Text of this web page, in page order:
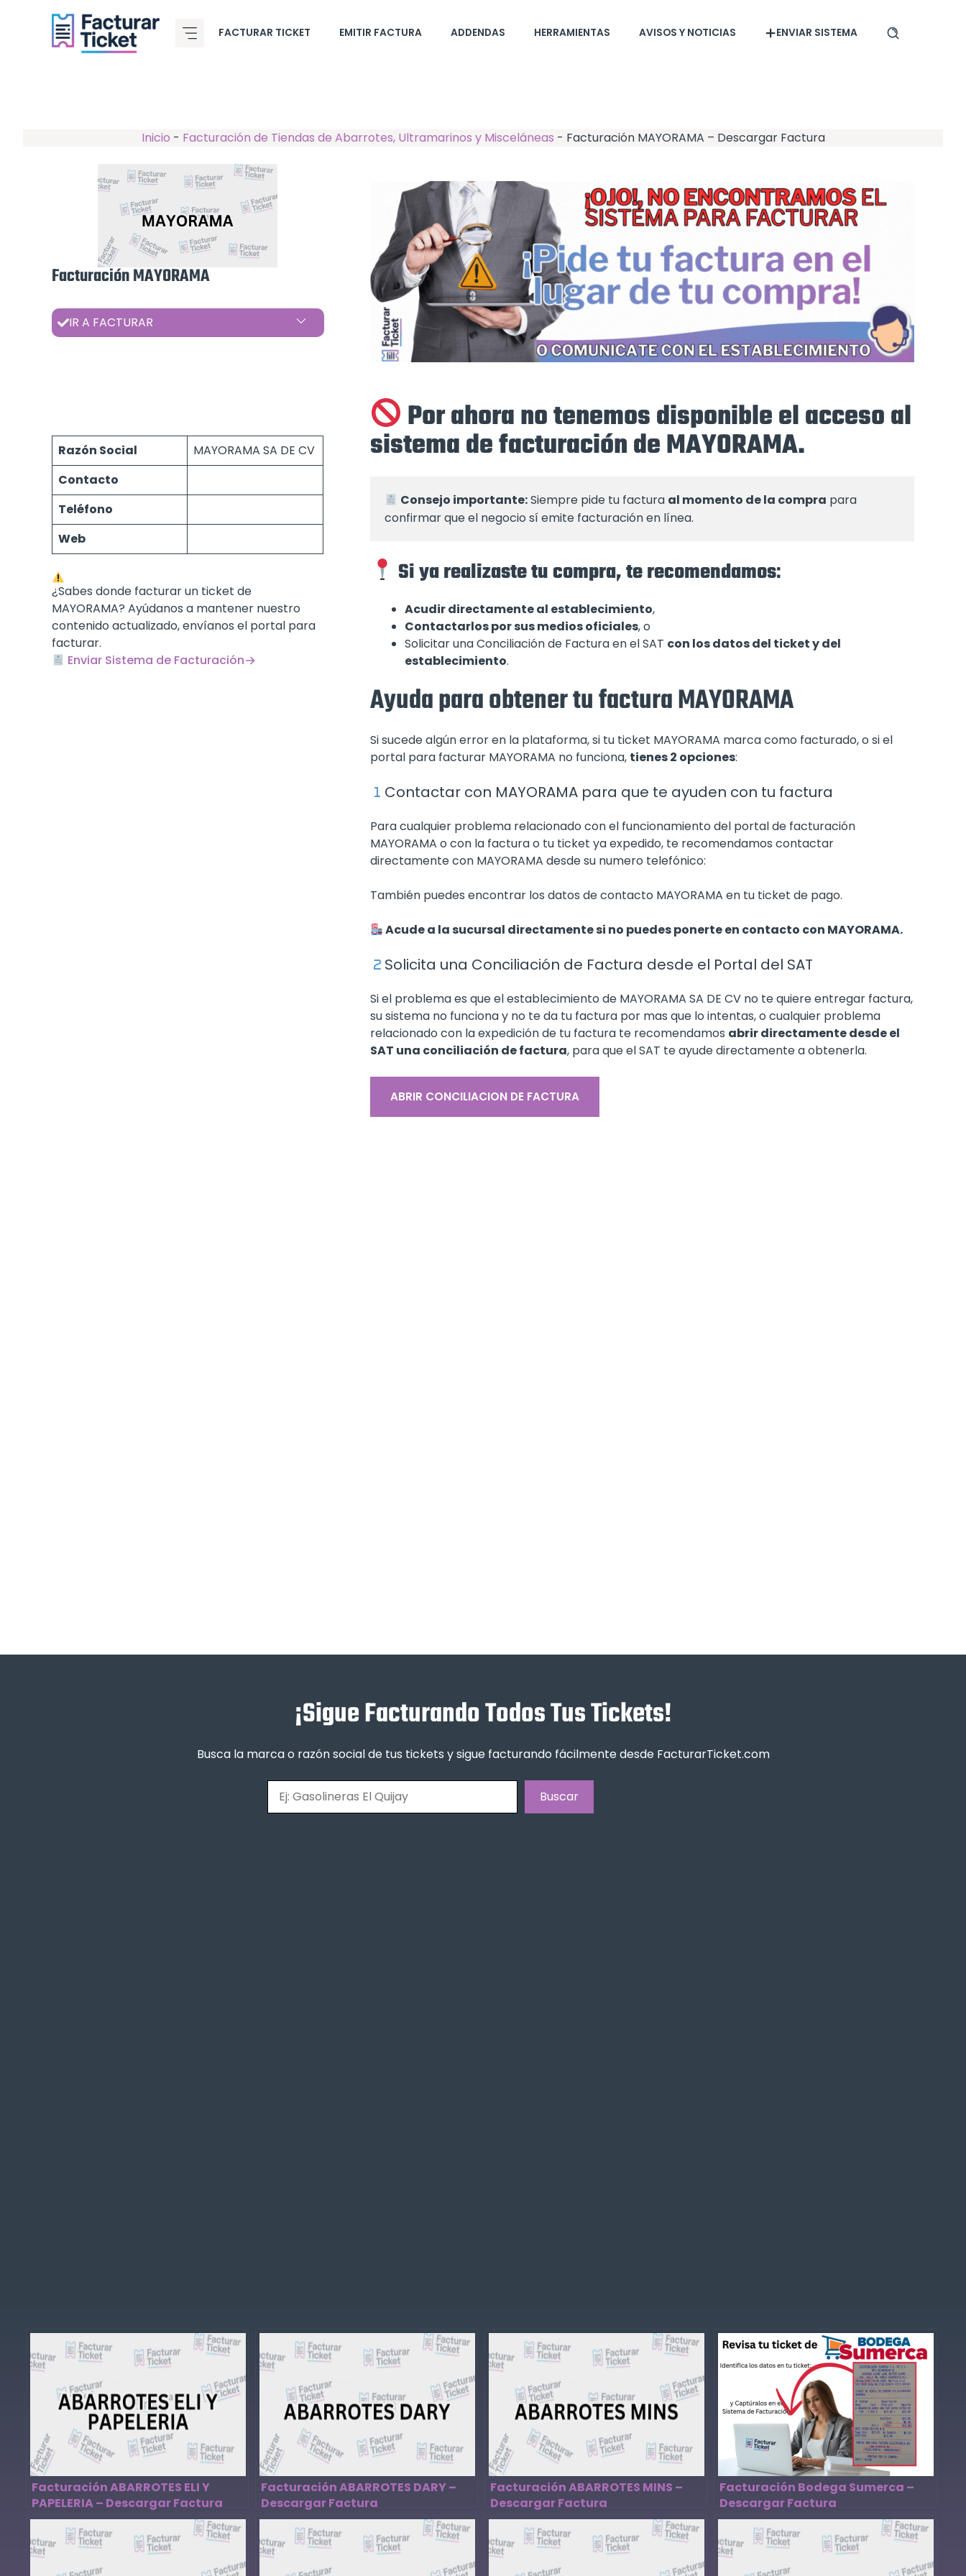
contenido
FACTURAR TICKET EMITIR FACTURA ADDENDAS HERRAMIENTAS AVISOS Y NOTICIAS ENVIAR SISTEMA
Inicio - Facturación de Tiendas de Abarrotes, Ultramarinos y Misceláneas - Facturación MAYORAMA – Descargar Factura
Facturación MAYORAMA
IR A FACTURAR
Razón Social
MAYORAMA SA DE CV
Contacto
Teléfono
Web
¿Sabes donde facturar un ticket de
MAYORAMA? Ayúdanos a mantener nuestro
contenido actualizado, envíanos el portal para
facturar.
Enviar Sistema de Facturación
Por ahora no tenemos disponible el acceso al
sistema de facturación de MAYORAMA.
Consejo importante: Siempre pide tu factura al momento de la compra para
confirmar que el negocio sí emite facturación en línea.
Si ya realizaste tu compra, te recomendamos:
Acudir directamente al establecimiento,
Contactarlos por sus medios oficiales, o
Solicitar una Conciliación de Factura en el SAT con los datos del ticket y del
establecimiento.
Ayuda para obtener tu factura MAYORAMA
Si sucede algún error en la plataforma, si tu ticket MAYORAMA marca como facturado, o si el
portal para facturar MAYORAMA no funciona, tienes 2 opciones:
Contactar con MAYORAMA para que te ayuden con tu factura
Para cualquier problema relacionado con el funcionamiento del portal de facturación
MAYORAMA o con la factura o tu ticket ya expedido, te recomendamos contactar
directamente con MAYORAMA desde su numero telefónico:
También puedes encontrar los datos de contacto MAYORAMA en tu ticket de pago.
Acude a la sucursal directamente si no puedes ponerte en contacto con MAYORAMA.
Solicita una Conciliación de Factura desde el Portal del SAT
Si el problema es que el establecimiento de MAYORAMA SA DE CV no te quiere entregar factura,
su sistema no funciona y no te da tu factura por mas que lo intentas, o cualquier problema
relacionado con la expedición de tu factura te recomendamos abrir directamente desde el
SAT una conciliación de factura, para que el SAT te ayude directamente a obtenerla.
ABRIR CONCILIACION DE FACTURA
¡Sigue Facturando Todos Tus Tickets!
Busca la marca o razón social de tus tickets y sigue facturando fácilmente desde FacturarTicket.com
Buscar
Facturación ABARROTES ELI Y
PAPELERIA – Descargar Factura
Facturación ABARROTES DARY –
Descargar Factura
Facturación ABARROTES MINS –
Descargar Factura
Facturación Bodega Sumerca –
Descargar Factura